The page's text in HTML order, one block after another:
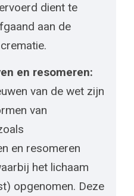
dient te
aan de
en resomeren:
van de wet zijn
van
en resomeren
het lichaam
opgenomen. Deze